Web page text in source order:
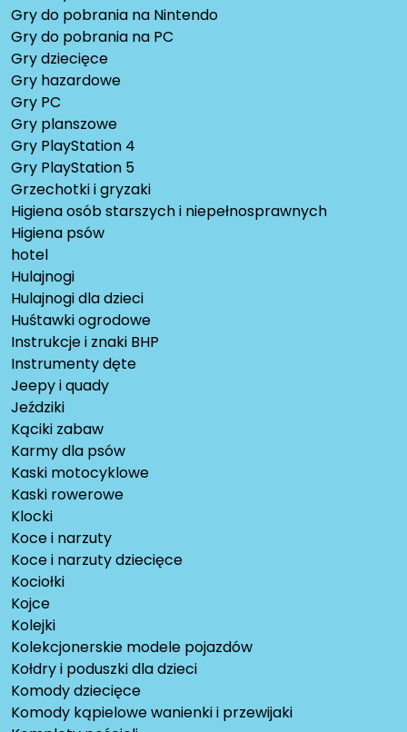
Gry do pobrania na Nintendo
Gry do pobrania na PC
Gry dziecięce
Gry hazardowe
Gry PC
Gry planszowe
Gry PlayStation 4
Gry PlayStation 5
Grzechotki i gryzaki
Higiena osób starszych i niepełnosprawnych
Higiena psów
hotel
Hulajnogi
Hulajnogi dla dzieci
Huśtawki ogrodowe
Instrukcje i znaki BHP
Instrumenty dęte
Jeepy i quady
Jeździki
Kąciki zabaw
Karmy dla psów
Kaski motocyklowe
Kaski rowerowe
Klocki
Koce i narzuty
Koce i narzuty dziecięce
Kociołki
Kojce
Kolejki
Kolekcjonerskie modele pojazdów
Kołdry i poduszki dla dzieci
Komody dziecięce
Komody kąpielowe wanienki i przewijaki